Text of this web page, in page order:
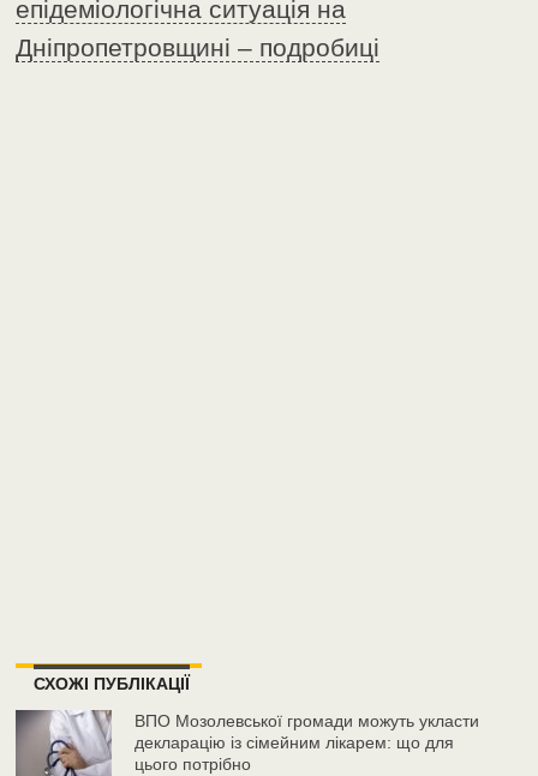
епідеміологічна ситуація на
Дніпропетровщині – подробиці
СХОЖІ ПУБЛІКАЦІЇ
ВПО Мозолевської громади можуть укласти
декларацію із сімейним лікарем: що для
цього потрібно